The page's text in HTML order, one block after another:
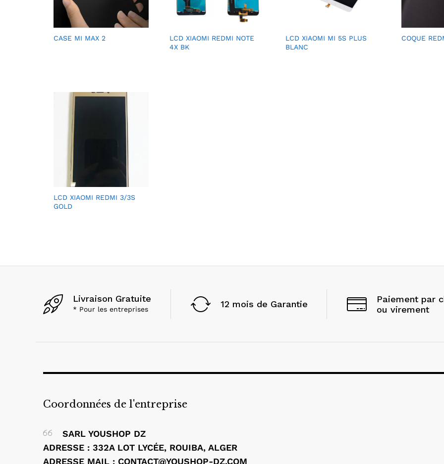
CASE MI MAX 2
LCD XIAOMI REDMI NOTE
4X BK
LCD XIAOMI MI 5S PLUS
BLANC
COQUE
LCD XIAOMI REDMI 3/3S
GOLD
Livraison Gratuite
* Pour les entreprises 12 mois de Garantie
Paiement par
ou virement
Coordonnées de l'entreprise
SARL YOUSHOP DZ
ADRESSE : 332A LOT LYCÉE, ROUIBA, ALGER
ADRESSE MAIL : CONTACT@YOUSHOP-DZ.COM